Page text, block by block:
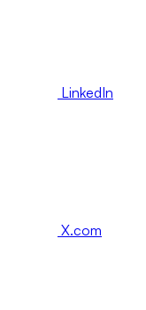
LinkedIn
X.com